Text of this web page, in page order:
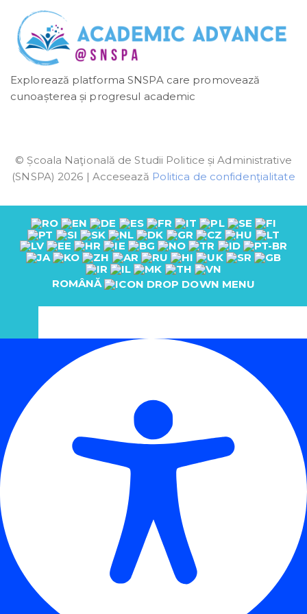
Explorează platforma SNSPA care promovează
cunoașterea și progresul academic
© Școala Naţională de Studii Politice și Administrative
(SNSPA) 2026 | Accesează Politica de confidenţialitate
ROMÂNĂ